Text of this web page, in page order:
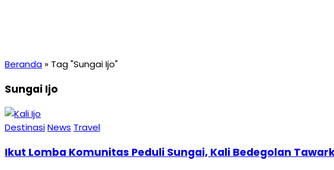
Beranda » Tag "Sungai Ijo"
Sungai Ijo
DestinasiNews Travel
Ikut Lomba Komunitas Peduli Sungai, Kali Bedegolan